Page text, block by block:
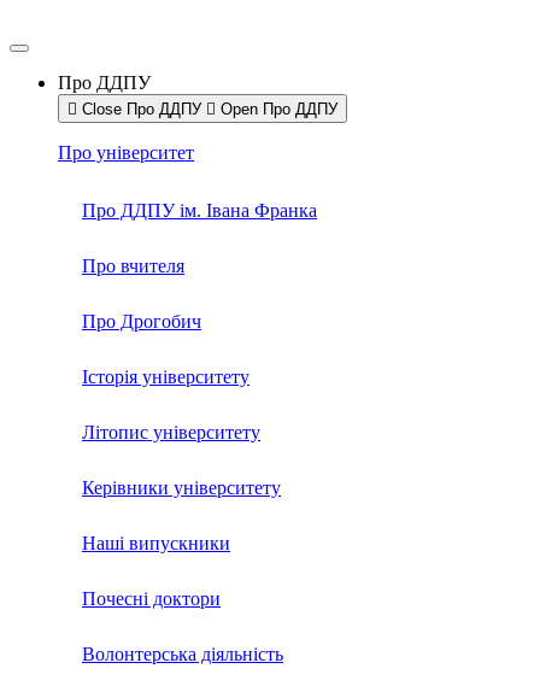
Про ДДПУ
Close Про ДДПУ Open Про ДДПУ
Про університет
Про ДДПУ ім. Івана Франка
Про вчителя
Про Дрогобич
Історія університету
Літопис університету
Керівники університету
Наші випускники
Почесні доктори
Волонтерська діяльність